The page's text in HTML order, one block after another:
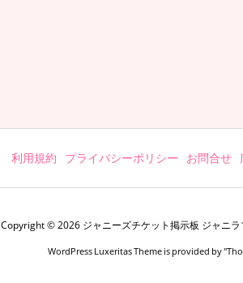
利用規約 プライバシーポリシー お問合せ
Copyright ©2026 ジャニーズチケット掲示板 ジャニラ
WordPress Luxeritas Theme is provided by "